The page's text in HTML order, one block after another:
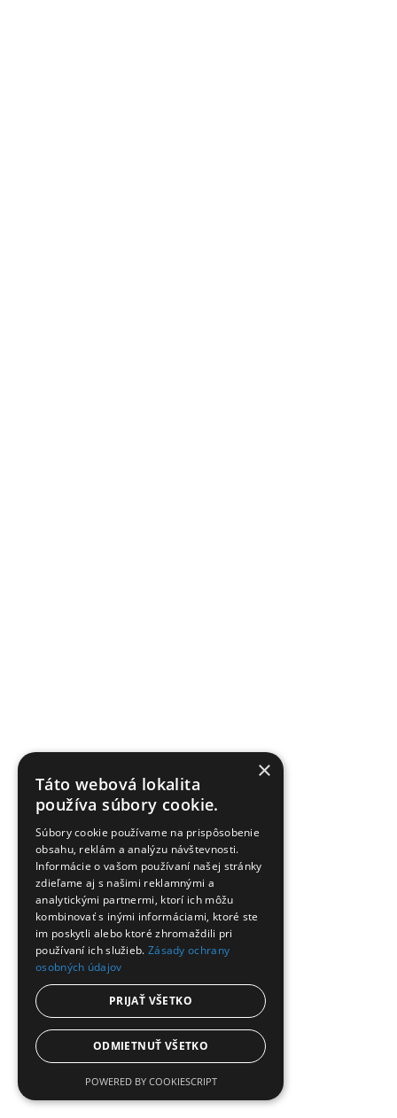
2.1 kW (1)
×
Táto webová lokalita
používa súbory cookie.
Súbory cookie používame na prispôsobenie
obsahu, reklám a analýzu návštevnosti.
Informácie o vašom používaní našej stránky
zdieľame aj s našimi reklamnými a
analytickými partnermi, ktorí ich môžu
kombinovať s inými informáciami, ktoré ste
im poskytli alebo ktoré zhromaždili pri
používaní ich služieb. Zásady ochrany
osobných údajov
PRIJAŤ VŠETKO
ODMIETNUŤ VŠETKO
POWERED BY COOKIESCRIPT